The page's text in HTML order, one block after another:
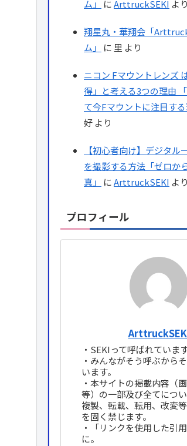
ム」
にArttruckSEKI より
翔星丸・華翔会「
ム」
に 里 より
ニコン Fマウントレンズ
得」と考える3つの理由
て今Fマウントに注目する
好 より
【初心者向け】デジタル
を撮影する方法「ゼロか
真」
にArttruckSEKI より
プロフィール
・SEKIって呼ばれています
・みんながそう呼ぶから
います。
・本サイトの掲載内容（
等）の一部及び全てにつ
複製、転載、転用、改変
を固く禁じます。
・「リンクを使用した引
に。